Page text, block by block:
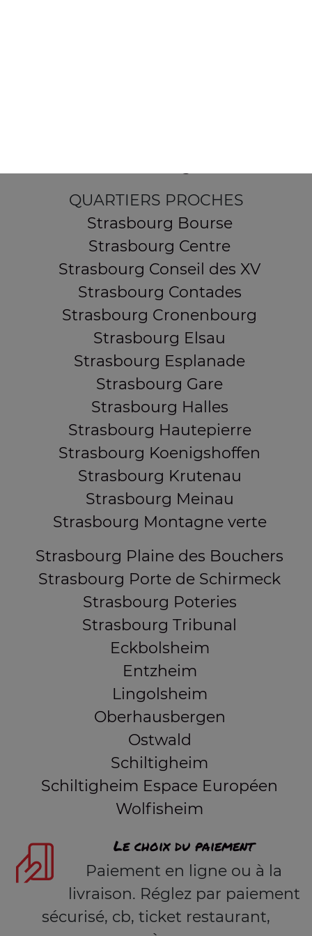
QUARTIERS PROCHES
Strasbourg Bourse
Strasbourg Centre
Strasbourg Conseil des XV
Strasbourg Contades
Strasbourg Cronenbourg
Strasbourg Elsau
Strasbourg Esplanade
Strasbourg Gare
Strasbourg Halles
Strasbourg Hautepierre
Strasbourg Koenigshoffen
Strasbourg Krutenau
Strasbourg Meinau
Strasbourg Montagne verte
Strasbourg Plaine des Bouchers
Strasbourg Porte de Schirmeck
Strasbourg Poteries
Strasbourg Tribunal
Eckbolsheim
Entzheim
Lingolsheim
Oberhausbergen
Ostwald
Schiltigheim
Schiltigheim Espace Européen
Wolfisheim
Le choix du paiement
Paiement en ligne ou à la
livraison. Réglez par paiement
sécurisé, cb, ticket restaurant,